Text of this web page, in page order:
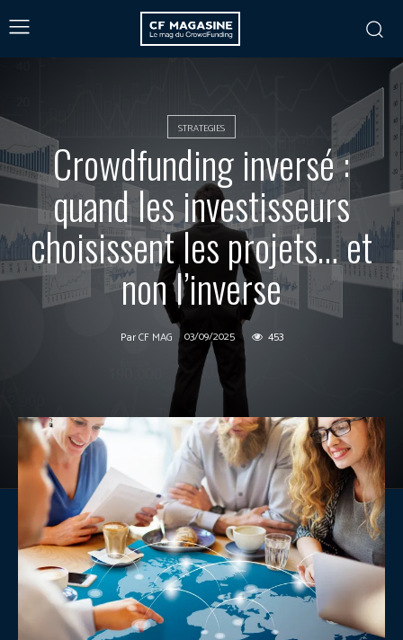
STRATEGIES
Crowdfunding inversé :
quand les investisseurs
choisissent les projets… et
non l’inverse
ParCF MAG 03/09/2025 453